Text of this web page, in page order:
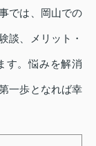
では、岡山での
談、メリット・
す。悩みを解消
一歩となれば幸